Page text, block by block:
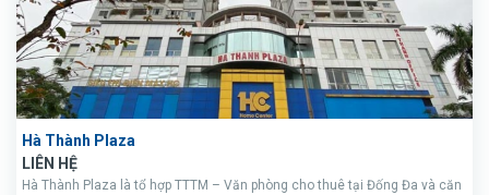
Hà Thành Plaza
LIÊN HỆ
Hà Thành Plaza là tổ hợp TTTM – Văn phòng cho thuê tại Đống Đa và căn